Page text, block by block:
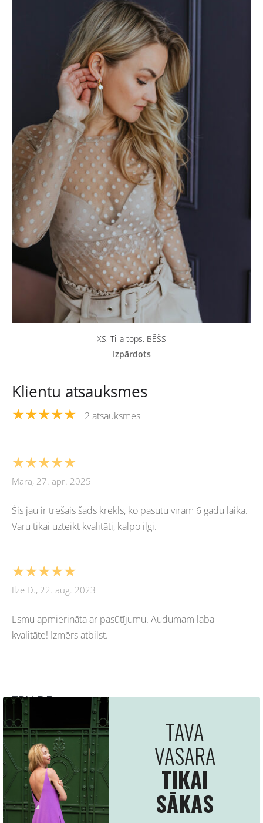
TRU:DE -Latvijā ražots apģērbs un aksesuāri
pieaugušajiem
XS, Tilla tops, BĒŠS
Izpārdots
Klientu atsauksmes
★★★★★ 2 atsauksmes
★★★★★
Māra, 27. apr. 2025
Šis jau ir trešais šāds krekls, ko pasūtu vīram 6 gadu laikā.
Varu tikai uzteikt kvalitāti, kalpo ilgi.
★★★★★
Ilze D., 22. aug. 2023
Esmu apmierināta ar pasūtījumu. Audumam laba
kvalitāte! Izmērs atbilst.
SĀKUMS Padomi un Styling Sīkdatnes
TRU:DE 2026
Lāčplēša iela 21, Rīga
29668081
We use cookies to deliver services, for marketing
and to improve your experience. Customize